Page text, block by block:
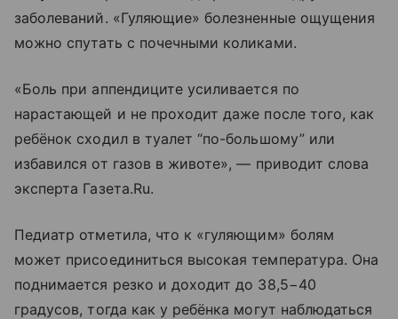
заболеваний. «Гуляющие» болезненные ощущения
можно спутать с почечными коликами.
«Боль при аппендиците усиливается по
нарастающей и не проходит даже после того, как
ребёнок сходил в туалет “по-большому” или
избавился от газов в животе», — приводит слова
эксперта Газета.Ru.
Педиатр отметила, что к «гуляющим» болям
может присоединиться высокая температура. Она
поднимается резко и доходит до 38,5−40
градусов, тогда как у ребёнка могут наблюдаться